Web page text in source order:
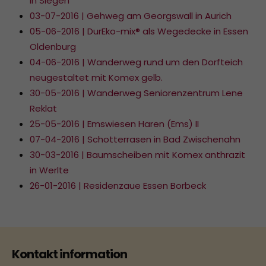
03-07-2016 | Gehweg am Georgswall in Aurich
05-06-2016 | DurEko-mix® als Wegedecke in Essen
Oldenburg
04-06-2016 | Wanderweg rund um den Dorfteich
neugestaltet mit Komex gelb.
30-05-2016 | Wanderweg Seniorenzentrum Lene
Reklat
25-05-2016 | Emswiesen Haren (Ems) II
07-04-2016 | Schotterrasen in Bad Zwischenahn
30-03-2016 | Baumscheiben mit Komex anthrazit
in Werlte
26-01-2016 | Residenzaue Essen Borbeck
Kontakt information